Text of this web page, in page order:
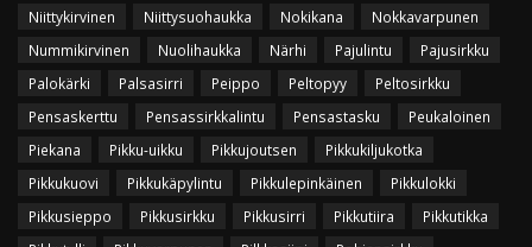
Niittykirvinen
Niittysuohaukka Nokikana
Nokkavarpunen
Nummikirvinen
Nuolihaukka Närhi Pajulintu
Pajusirkku
Palokärki
Palsasirri Peippo Peltopyy
Peltosirkku
Pensaskerttu
Pensassirkkalintu Pensastasku
Peukaloinen
Piekana
Pikku-uikku Pikkujoutsen
Pikkukiljukotka
Pikkukuovi
Pikkukäpylintu Pikkulepinkäinen
Pikkulokki
Pikkusieppo
Pikkusirkku Pikkusirri Pikkutiira
Pikkutikka